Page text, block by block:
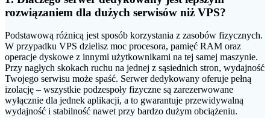
rozwiązaniem dla dużych serwisów niż VPS?
Podstawową różnicą jest sposób korzystania z zasobów fizycznych.
W przypadku VPS dzielisz moc procesora, pamięć RAM oraz
operacje dyskowe z innymi użytkownikami na tej samej maszynie.
Przy nagłych skokach ruchu na jednej z sąsiednich stron, wydajność
Twojego serwisu może spaść. Serwer dedykowany oferuje pełną
izolację – wszystkie podzespoły fizyczne są zarezerwowane
wyłącznie dla jednek aplikacji, a to gwarantuje przewidywalną
wydajność i stabilność nawet przy bardzo dużym obciążeniu.